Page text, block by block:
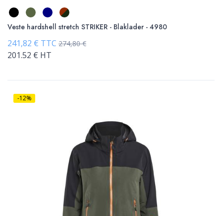
Veste hardshell stretch STRIKER - Blaklader - 4980
241,82 € TTC 274,80 €
201.52 € HT
-12%